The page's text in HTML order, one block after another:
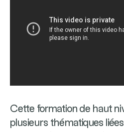
Cette formation de haut
plusieurs thématiques